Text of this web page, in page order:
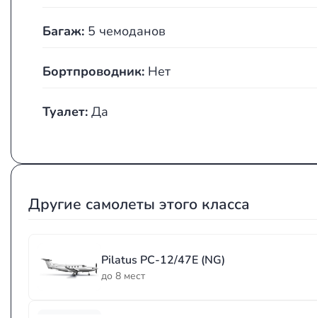
Багаж: 5 чемоданов
Бортпроводник: Нет
Туалет: Да
Другие самолеты этого класса
Pilatus PC-12/47E (NG)
до 8 мест